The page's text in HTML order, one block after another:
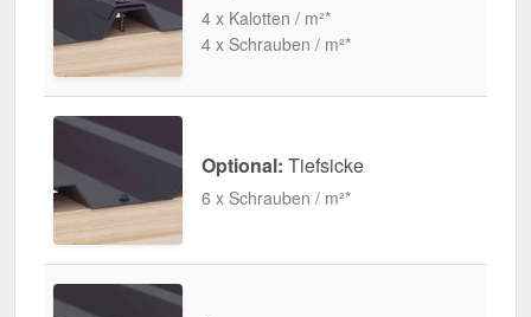
4 x Kalotten / m²*
4 x Schrauben / m²*
Optional: Tiefsicke
6 x Schrauben / m²*